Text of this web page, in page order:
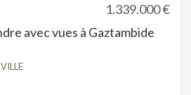
1.339.000 €
avec vues à Gaztambide